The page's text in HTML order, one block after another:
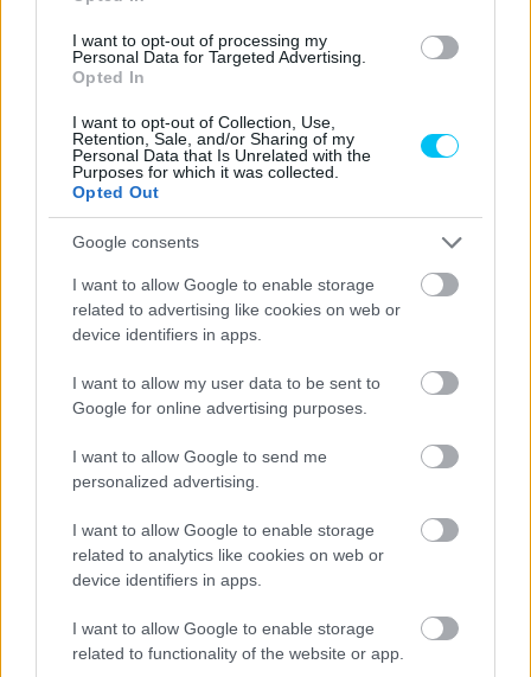
I want to opt-out of processing my
Personal Data for Targeted Advertising.
Opted In
I want to opt-out of Collection, Use,
Retention, Sale, and/or Sharing of my
Personal Data that Is Unrelated with the
Purposes for which it was collected.
Opted Out
Google consents
I want to allow Google to enable storage
related to advertising like cookies on web or
device identifiers in apps.
I want to allow my user data to be sent to
Google for online advertising purposes.
I want to allow Google to send me
personalized advertising.
I want to allow Google to enable storage
related to analytics like cookies on web or
device identifiers in apps.
I want to allow Google to enable storage
related to functionality of the website or app.
Taiyo FURUSATO
Elia BARTOLINI Avintia Esponsorama
Josh WHATLEY VisionTrack Racing Team
Ana CARRASCO Boé SKX
Portimaóban kerül sor február 19 és 21 között.
Fotó: Manuel Tormo, MotoGP Media
CIMKÉK Jerez